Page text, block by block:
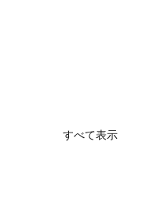
すべて表示